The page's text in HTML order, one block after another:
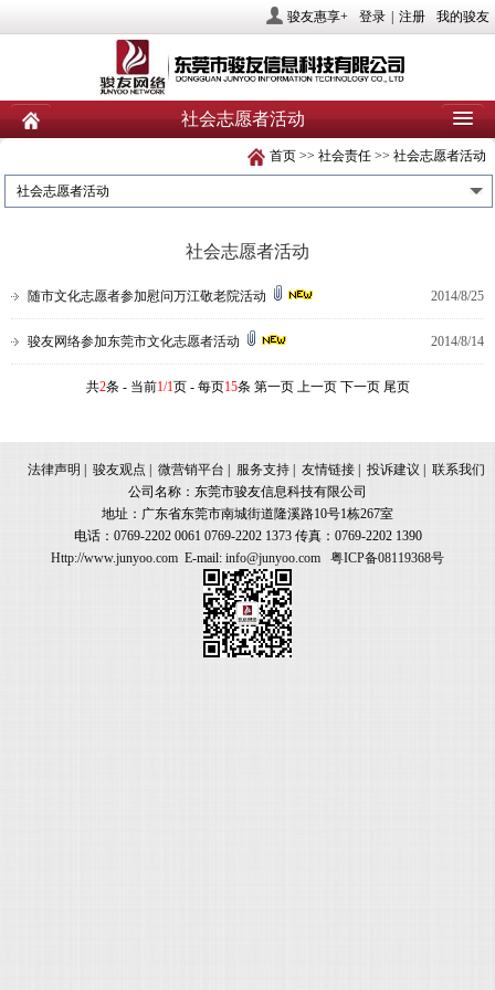
骏友惠享+ 登录 注册 我的骏友
社会志愿者活动
关于骏友 新闻
产品 业务服务 社会责任
投资者关系
首页 >> 社会责任 >> 社会志愿者活动
社会志愿者活动
社会志愿者活动
随市文化志愿者参加慰问万江敬老院活动 2014/8/25
骏友网络参加东莞市文化志愿者活动 2014/8/14
共2条 - 当前1/1页 - 每页15条 第一页 上一页 下一页 尾页
法律声明 骏友观点 微营销平台 服务支持 友情链接 投诉建议
联系我们
公司名称：东莞市骏友信息科技有限公司
地址：广东省东莞市南城街道隆溪路10号1栋267室
电话：0769-2202 0061 0769-2202 1373 传真：0769-2202 1390
Http://www.junyoo.com E-mail: info@junyoo.com 粤ICP备08119368号